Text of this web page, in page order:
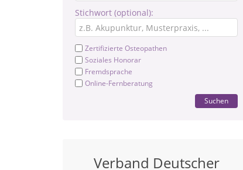
Stichwort (optional):
Zertifizierte Osteopathen
Soziales Honorar
Fremdsprache
Online-Fernberatung
Suchen
Verband Deutscher